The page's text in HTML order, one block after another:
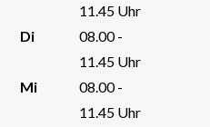
11.45 Uhr
Di
08.00 -
11.45 Uhr
Mi
08.00 -
11.45 Uhr